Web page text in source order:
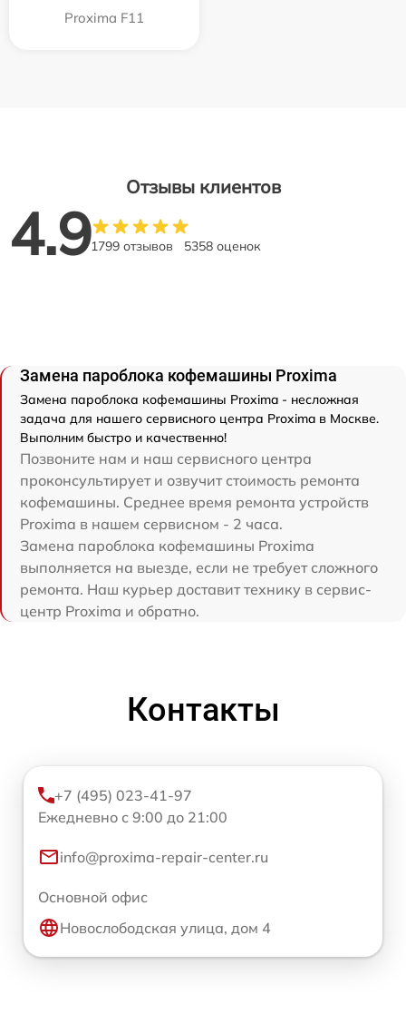
Proxima F11
Отзывы клиентов
4.91799 отзывов 5358 оценок
Замена пароблока кофемашины Proxima
Замена пароблока кофемашины Proxima - несложная
задача для нашего сервисного центра Proxima в Москве.
Выполним быстро и качественно!
Позвоните нам и наш сервисного центра
проконсультирует и озвучит стоимость ремонта
кофемашины. Среднее время ремонта устройств
Proxima в нашем сервисном - 2 часа.
Замена пароблока кофемашины Proxima
выполняется на выезде, если не требует сложного
ремонта. Наш курьер доставит технику в сервис-
центр Proxima и обратно.
Контакты
+7 (495) 023-41-97
Ежедневно с 9:00 до 21:00
info@proxima-repair-center.ru
Основной офис
Новослободская улица, дом 4